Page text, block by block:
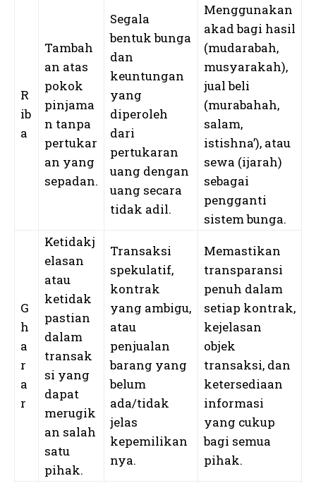
R
ib
a
Tambah
an atas
pokok
pinjama
n tanpa
pertukar
an yang
sepadan.
Segala
bentuk bunga
dan
keuntungan
yang
diperoleh
dari
pertukaran
uang dengan
uang secara
tidak adil.
Menggunakan
akad bagi hasil
(mudarabah,
musyarakah),
jual beli
(murabahah,
salam,
istishna’), atau
sewa (ijarah)
sebagai
pengganti
sistem bunga.
G
h
a
r
a
r
Ketidakj
elasan
atau
ketidak
pastian
dalam
transak
si yang
dapat
merugik
an salah
satu
pihak.
Transaksi
spekulatif,
kontrak
yang ambigu,
atau
penjualan
barang yang
belum
ada/tidak
jelas
kepemilikan
nya.
Memastikan
transparansi
penuh dalam
setiap kontrak,
kejelasan
objek
transaksi, dan
ketersediaan
informasi
yang cukup
bagi semua
pihak.